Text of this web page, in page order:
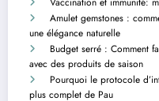
Amulet gemstones :
une élégance naturelle
Budget serré : Comment
avec des produits de saison
Pourquoi le protocole
plus complet de Pau